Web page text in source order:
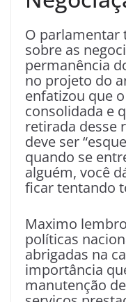
O parlamentar
sobre as
permanência
no projeto do
enfatizou que
consolidada e
retirada desse
deve ser
quando se
alguém, você
ficar tentando
Maximo
políticas
abrigadas na
importância
manutenção